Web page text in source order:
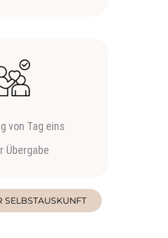
von Tag eins
Übergabe
SELBSTAUSKUNFT